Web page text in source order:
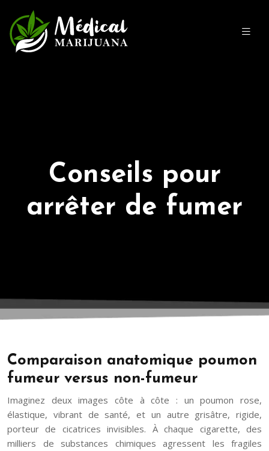
Conseils pour
arrêter de fumer
Comparaison anatomique poumon
fumeur versus non-fumeur
Imaginez deux images côte à côte : un poumon rose,
élastique, vibrant de santé, et un autre grisâtre, rigide,
porteur de cicatrices invisibles. À chaque cigarette, des
milliers de substances chimiques agressent les fragiles